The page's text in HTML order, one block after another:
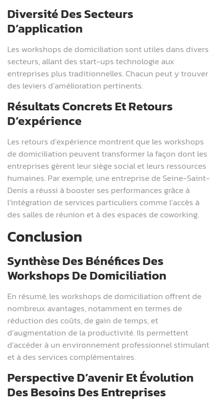
Diversité Des Secteurs
D’application
Les workshops de domiciliation sont utiles dans divers
secteurs, allant des start-ups technologie aux
entreprises plus traditionnelles. Chacun peut y trouver
des leviers d’amélioration pertinents.
Résultats Concrets Et Retours
D’expérience
Les retours d’expérience montrent que les workshops
de domiciliation peuvent transformer la façon dont les
entreprises gèrent leur siège social et leurs ressources
humaines. Par exemple, une entreprise de Seine-Saint-
Denis a réussi à booster ses performances grâce à
l’intégration de services particuliers comme l’accès à
des salles de réunion et à des espaces de coworking.
Conclusion
Synthèse Des Bénéfices Des
Workshops De Domiciliation
En résumé, les workshops de domiciliation offrent de
nombreux avantages, notamment en termes de
réduction des coûts, de gain de temps, et
d’augmentation de la productivité. Ils permettent
d’accéder à un environnement professionnel stimulant
et à des services complémentaires.
Perspective D’avenir Et Évolution
Des Besoins Des Entreprises